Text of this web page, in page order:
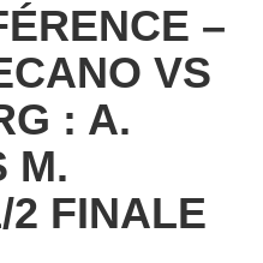
–
VS
: A.
M.
2 FINALE